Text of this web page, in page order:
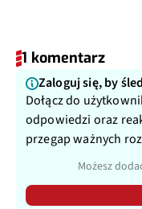
1 komentarz
Zaloguj się, by
Dołącz do
odpowiedzi oraz
przegap ważnych
Możesz